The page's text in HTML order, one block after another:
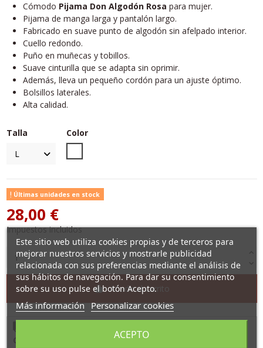
Cómodo Pijama Don Algodón Rosa para mujer.
Pijama de manga larga y pantalón largo.
Fabricado en suave punto de algodón sin afelpado interior.
Cuello redondo.
Puño en muñecas y tobillos.
Suave cinturilla que se adapta sin oprimir.
Además, lleva un pequeño cordón para un ajuste óptimo.
Bolsillos laterales.
Alta calidad.
Talla
Color
Últimas unidades en stock
28,00 €
Impuestos incluidos
Añadir al carrito
Este sitio web utiliza cookies propias y de terceros para
mejorar nuestros servicios y mostrarle publicidad
relacionada con sus preferencias mediante el análisis de
sus hábitos de navegación. Para dar su consentimiento
sobre su uso pulse el botón Acepto.
Más información Personalizar cookies
ACEPTO